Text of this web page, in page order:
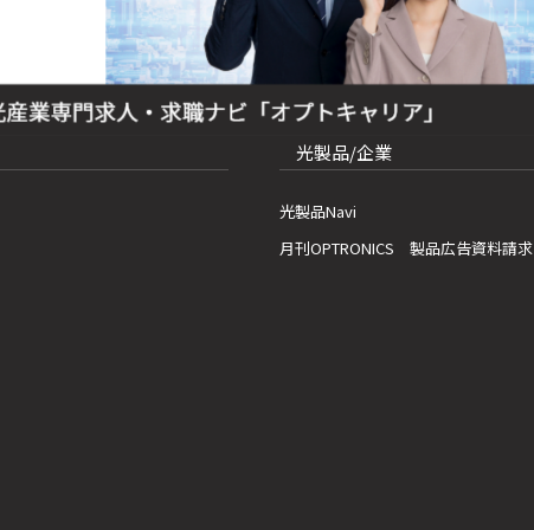
光製品/企業
光製品Navi
月刊OPTRONICS 製品広告資料請求